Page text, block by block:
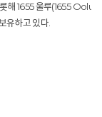
해 1655 울루(1655
유하고 있다.